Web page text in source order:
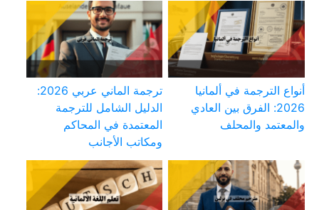
أنواع الترجمة في ألمانيا
2026: الفرق بين العادي
والمعتمد والمحلف
ترجمة الماني عربي 2026:
الدليل الشامل للترجمة
المعتمدة في المحاكم
ومكاتب الأجانب